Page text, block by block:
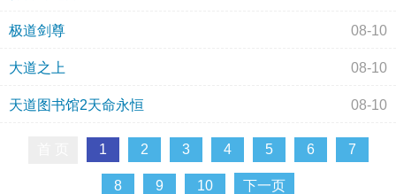
极道剑尊 08-10
大道之上 08-10
天道图书馆2天命永恒 08-10
1 2 3 4 5 6 7
8 9 10 下一页